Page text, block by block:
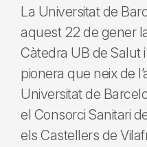
La Universitat de
aquest 22 de gener
Càtedra UB de Salut
pionera que neix de
Universitat de
el Consorci Sanitari
els Castellers de